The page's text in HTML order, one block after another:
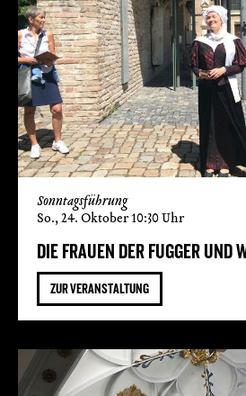
Sonntagsführung
DIE FRAUEN DER FUGGER UND
So., 24. Oktober 10:30 Uhr
ZUR VERANSTALTUNG